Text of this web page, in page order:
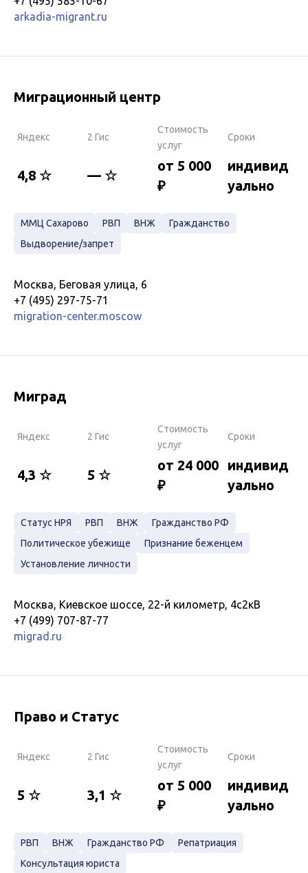
arkadia-migrant.ru
Миграционный центр
Яндекс 2 Гис
Стоимость
услуг
Сроки
4,8 ☆ — ☆
от 5 000
₽
индивид
уально
ММЦ Сахарово РВП ВНЖ
Гражданство
Выдворение/запрет
Москва, Беговая улица, 6
+7 (495) 297-75-71
migration-center.moscow
Миград
Яндекс 2 Гис
Стоимость
услуг
Сроки
4,3 ☆ 5 ☆
от 24 000
₽
индивид
уально
Статус НРЯ РВП ВНЖ
Гражданство РФ
Политическое убежище
Признание беженцем
Установление личности
Москва, Киевское шоссе, 22-й километр, 4с2кВ
+7 (499) 707-87-77
migrad.ru
Право и Статус
Яндекс 2 Гис
Стоимость
услуг
Сроки
5 ☆ 3,1 ☆
от 5 000
₽
индивид
уально
РВП ВНЖ Гражданство РФ
Репатриация
Консультация юриста